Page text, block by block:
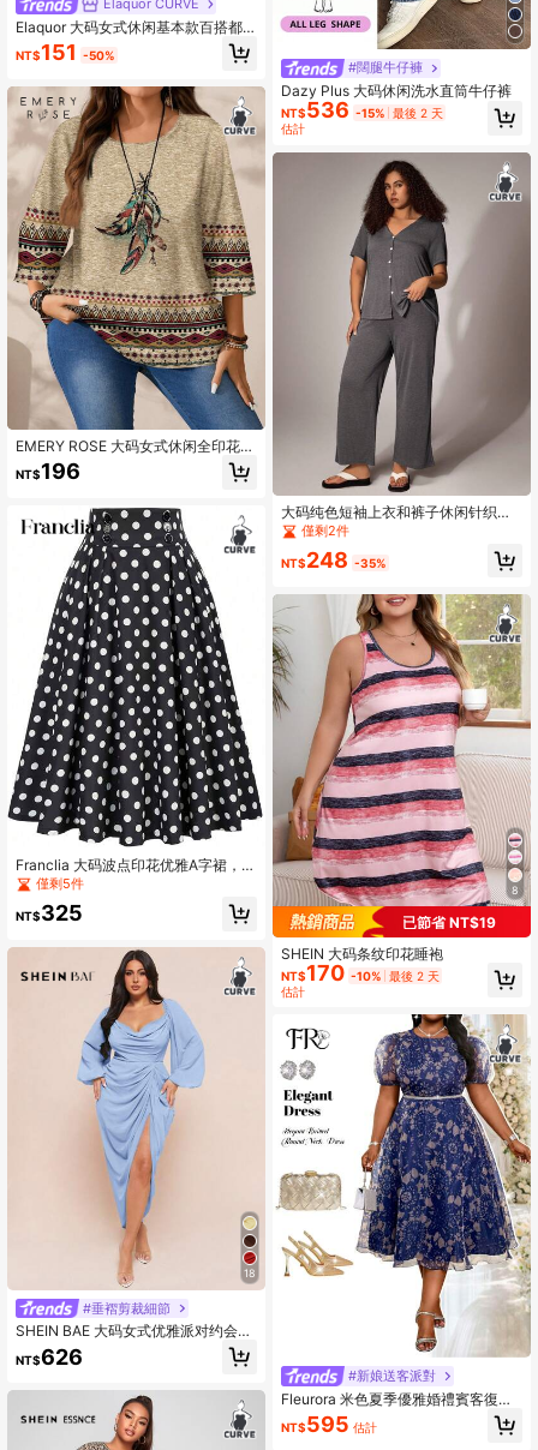
Elaquor CURVE
Elaquor 大码女式休闲基本款百搭都
市时尚金属扣装饰弹性罗纹 V 领纯色
长袖 T 恤，秋季
NT$151 -50%
EMERY ROSE 大码女式休闲全印花圆
领宽松七分袖衬衫，西式女装
NT$196
Franclia 大码波点印花优雅A字裙，腰
部收褶设计，适合夏秋季穿着
僅剩5件
NT$325
18
#垂褶剪裁細節
SHEIN BAE 大码女式优雅派对约会性
感闪光亮片垂坠领褶饰不对称下摆开
衩长袖连衣裙，豌豆绿，女式婚礼宾
NT$626
#闊腿牛仔褲
Dazy Plus 大码休闲洗水直筒牛仔裤
NT$536 -15% 最後 2 天
估計
大码纯色短袖上衣和裤子休闲针织睡
衣套装家居服
僅剩2件
NT$248 -35%
8
已節省 NT$19
SHEIN 大码条纹印花睡袍
NT$170 -10% 最後 2 天
估計
#新娘送客派對
Fleurora 米色夏季優雅婚禮賓客復古
工作婚禮雞尾酒會彩色針織雪紡圓領
主教袖A字大尺碼舞會禮服
NT$595 估計